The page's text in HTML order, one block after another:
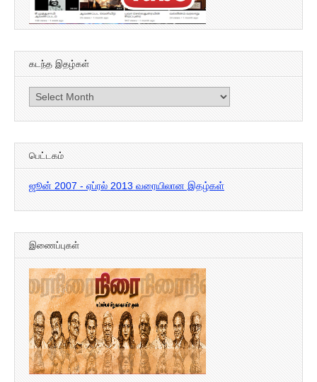
கடந்த இதழ்கள்
கடந்த
இதழ்கள்
பெட்டகம்
ஜூன் 2007 - ஏப்ரல் 2013 வரையிலான இதழ்கள்
இணைப்புகள்